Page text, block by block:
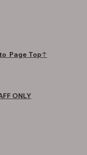
Page Top↑
ONLY